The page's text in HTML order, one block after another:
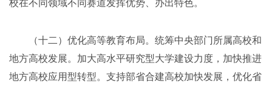
校在不同领域不同赛道发挥优势、办出特色。
（十二）优化高等教育布局。统筹中央部门所属高校和
地方高校发展。加大高水平研究型大学建设力度，加快推进
地方高校应用型转型。支持部省合建高校加快发展，优化省